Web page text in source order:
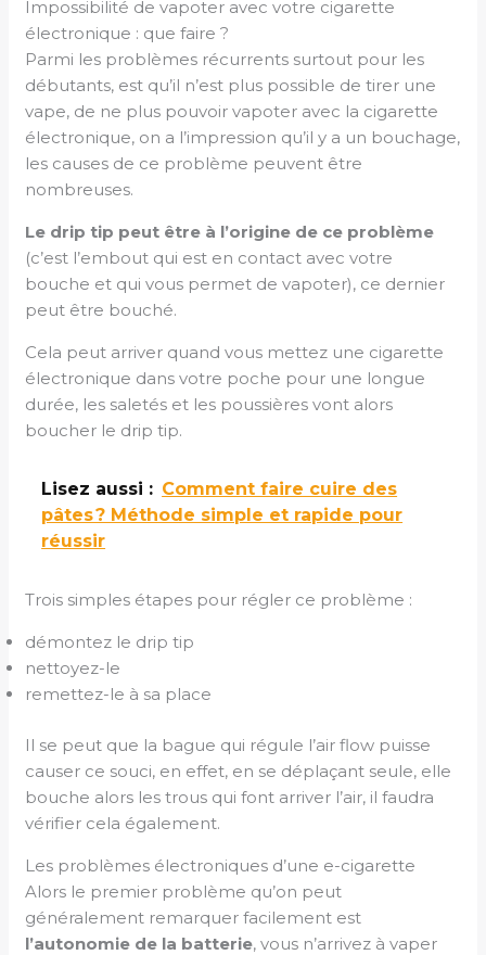
Impossibilité de vapoter avec votre cigarette
électronique : que faire ?
Parmi les problèmes récurrents surtout pour les
débutants, est qu’il n’est plus possible de tirer une
vape, de ne plus pouvoir vapoter avec la cigarette
électronique, on a l’impression qu’il y a un bouchage,
les causes de ce problème peuvent être
nombreuses.
Le drip tip peut être à l’origine de ce problème
(c’est l’embout qui est en contact avec votre
bouche et qui vous permet de vapoter), ce dernier
peut être bouché.
Cela peut arriver quand vous mettez une cigarette
électronique dans votre poche pour une longue
durée, les saletés et les poussières vont alors
boucher le drip tip.
Lisez aussi : Comment faire cuire des
pâtes ? Méthode simple et rapide pour
réussir
Trois simples étapes pour régler ce problème :
démontez le drip tip
nettoyez-le
remettez-le à sa place
Il se peut que la bague qui régule l’air flow puisse
causer ce souci, en effet, en se déplaçant seule, elle
bouche alors les trous qui font arriver l’air, il faudra
vérifier cela également.
Les problèmes électroniques d’une e-cigarette
Alors le premier problème qu’on peut
généralement remarquer facilement est
l’autonomie de la batterie, vous n’arrivez à vaper